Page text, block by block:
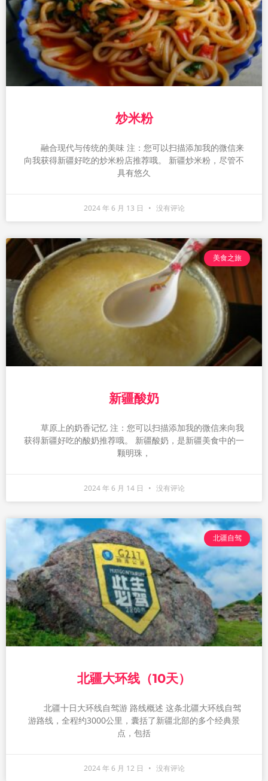
炒米粉
融合现代与传统的美味 注：您可以扫描添加我的微信来
向我获得新疆好吃的炒米粉店推荐哦。 新疆炒米粉，尽管不
具有悠久
2024 年 6 月 13 日 没有评论
美食之旅
新疆酸奶
草原上的奶香记忆 注：您可以扫描添加我的微信来向我
获得新疆好吃的酸奶推荐哦。 新疆酸奶，是新疆美食中的一
颗明珠，
2024 年 6 月 14 日 没有评论
北疆自驾
北疆大环线（10天）
北疆十日大环线自驾游 路线概述 这条北疆大环线自驾
游路线，全程约3000公里，囊括了新疆北部的多个经典景
点，包括
2024 年 6 月 12 日 没有评论